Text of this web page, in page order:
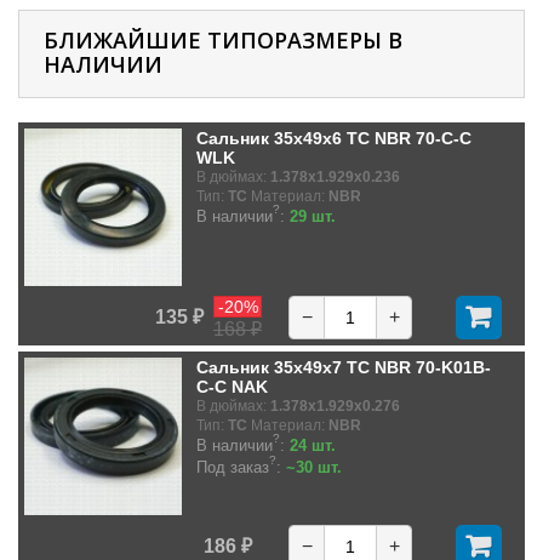
БЛИЖАЙШИЕ ТИПОРАЗМЕРЫ В
НАЛИЧИИ
Сальник 35x49x6 TC NBR 70-C-C
WLK
В дюймах: 1.378x1.929x0.236
Тип: TC Материал: NBR
В наличии?: 29 шт.
135 ₽
168 ₽
-20% − +
Сальник 35x49x7 TC NBR 70-K01B-
C-C NAK
В дюймах: 1.378x1.929x0.276
Тип: TC Материал: NBR
В наличии?: 24 шт.
Под заказ?: ~30 шт.
186 ₽ − +